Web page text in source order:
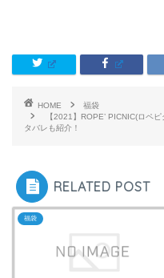
HOME
福袋
【2021】ROPE’ PICNIC(ロペ
タバレも紹介！
RELATED POST
福袋